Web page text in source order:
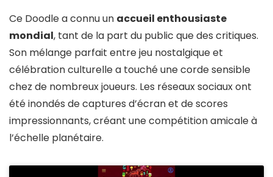
Ce Doodle a connu un accueil enthousiaste
mondial, tant de la part du public que des critiques.
Son mélange parfait entre jeu nostalgique et
célébration culturelle a touché une corde sensible
chez de nombreux joueurs. Les réseaux sociaux ont
été inondés de captures d’écran et de scores
impressionnants, créant une compétition amicale à
l’échelle planétaire.